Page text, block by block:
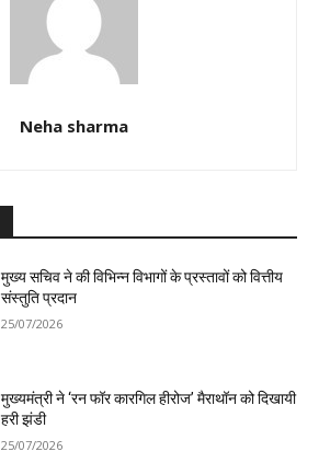
Neha sharma
मुख्य सचिव ने की विभिन्न विभागों के प्रस्तावों को वित्तीय
संस्तुति प्रदान
25/07/2026
मुख्यमंत्री ने ‘रन फॉर कारगिल हीरोज’ मैराथॉन को दिखायी
हरी झंडी
25/07/2026